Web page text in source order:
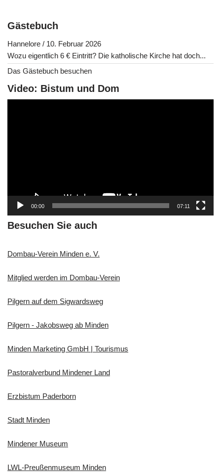
Gästebuch
Hannelore / 10. Februar 2026
Wozu eigentlich 6 € Eintritt? Die katholische Kirche hat doch...
Das Gästebuch besuchen
Video: Bistum und Dom
e
00:00 07:11
Besuchen Sie auch
Dombau-Verein Minden e. V.
Mitglied werden im Dombau-Verein
Pilgern auf dem Sigwardsweg
Pilgern - Jakobsweg ab Minden
Minden Marketing GmbH | Tourismus
Pastoralverbund Mindener Land
Erzbistum Paderborn
Stadt Minden
Mindener Museum
LWL-Preußenmuseum Minden